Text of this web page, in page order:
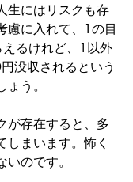
生にはリスクも存
慮に入れて、1の目
るけれど、1以外
没収されるという
う。
が存在すると、多
しまいます。怖く
のです。